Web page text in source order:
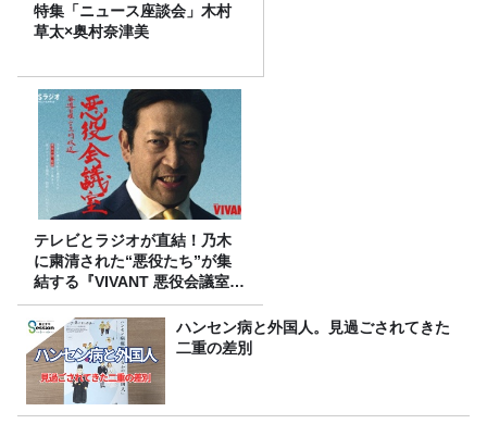
特集「ニュース座談会」木村
草太×奥村奈津美
テレビとラジオが直結！乃木
に粛清された“悪役たち”が集
結する『VIVANT 悪役会議室』
7/26(日)23時スタート！
ハンセン病と外国人。見過ごされてきた
二重の差別